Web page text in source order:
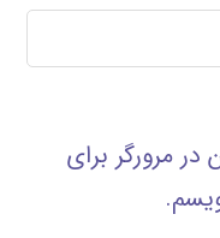
مرورگر برای